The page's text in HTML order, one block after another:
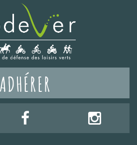
ADHÉRER